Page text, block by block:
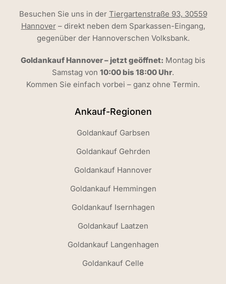
Besuchen Sie uns in der Tiergartenstraße 93, 30559
Hannover– direkt neben dem Sparkassen-Eingang,
gegenüber der Hannoverschen Volksbank.
Goldankauf Hannover – jetzt geöffnet: Montag bis
Samstag von 10:00 bis 18:00 Uhr.
Kommen Sie einfach vorbei – ganz ohne Termin.
Ankauf-Regionen
Goldankauf Garbsen
Goldankauf Gehrden
Goldankauf Hannover
Goldankauf Hemmingen
Goldankauf Isernhagen
Goldankauf Laatzen
Goldankauf Langenhagen
Goldankauf Celle